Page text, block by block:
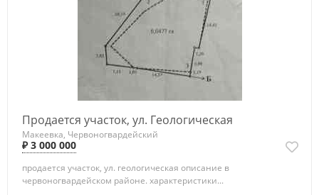
Продается участок, ул. Геологическая
Макеевка, Червоногвардейский
₽ 3 000 000
продается участок, ул. геологическая описание в
червоногвардейском районе. характеристики...